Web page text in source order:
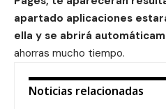
apartado aplicaciones
ella y se abrirá
ahorras mucho tiempo.
Noticias relacionadas